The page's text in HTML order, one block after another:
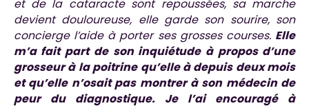
et de la cataracte sont repoussées, sa marche
devient douloureuse, elle garde son sourire, son
concierge l’aide à porter ses grosses courses. Elle
m’a fait part de son inquiétude à propos d’une
grosseur à la poitrine qu’elle à depuis deux mois
et qu’elle n’osait pas montrer à son médecin de
peur du diagnostique. Je l’ai encouragé à